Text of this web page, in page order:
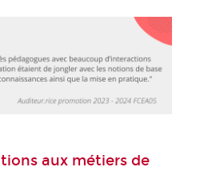
aux métiers de